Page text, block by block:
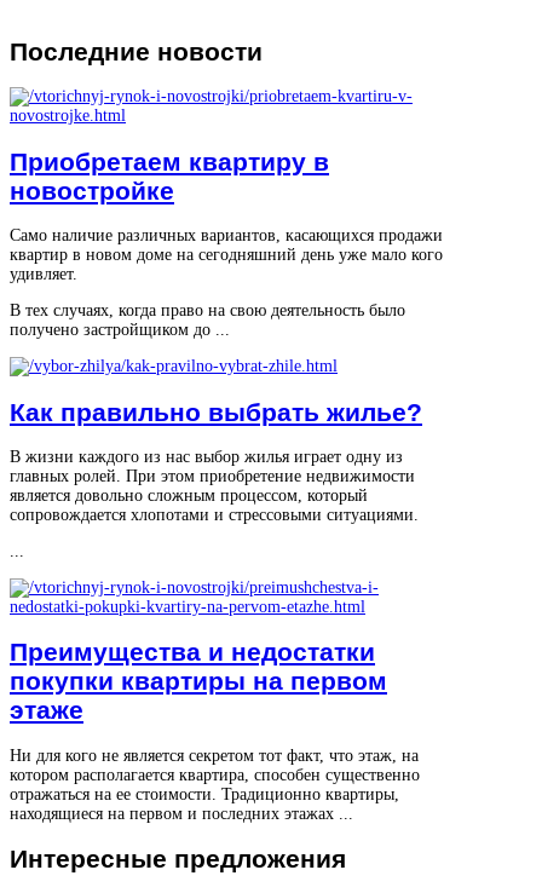
Последние новости
Приобретаем квартиру в
новостройке
Само наличие различных вариантов, касающихся продажи
квартир в новом доме на сегодняшний день уже мало кого
удивляет.
В тех случаях, когда право на свою деятельность было
получено застройщиком до ...
Как правильно выбрать жилье?
В жизни каждого из нас выбор жилья играет одну из
главных ролей. При этом приобретение недвижимости
является довольно сложным процессом, который
сопровождается хлопотами и стрессовыми ситуациями.
...
Преимущества и недостатки
покупки квартиры на первом
этаже
Ни для кого не является секретом тот факт, что этаж, на
котором располагается квартира, способен существенно
отражаться на ее стоимости. Традиционно квартиры,
находящиеся на первом и последних этажах ...
Интересные предложения